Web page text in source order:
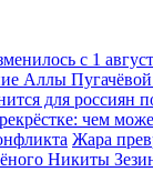
с 1
Аллы
для россиян
чем
Жара
Никиты